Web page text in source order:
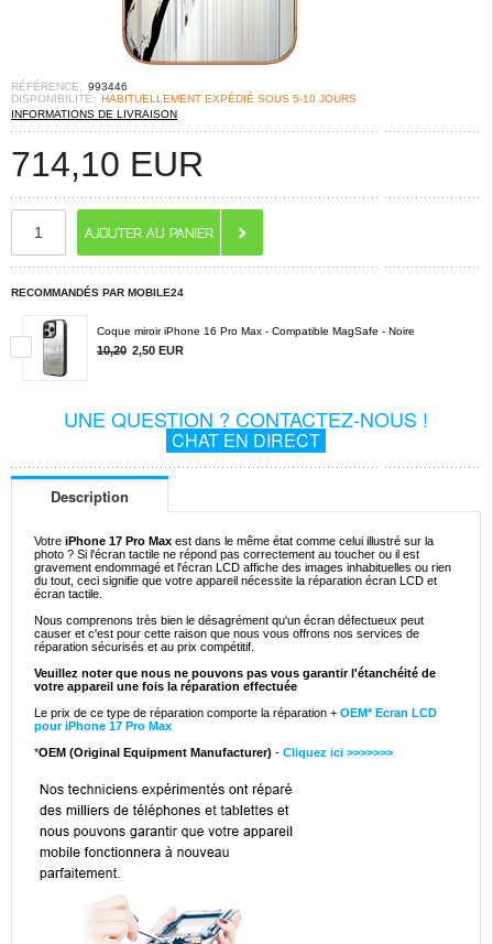
RÉFÉRENCE: 993446
DISPONIBILITÉ: HABITUELLEMENT EXPÉDIÉ SOUS 5-10 JOURS
INFORMATIONS DE LIVRAISON
714,10 EUR
RECOMMANDÉS PAR MOBILE24
Coque miroir iPhone 16 Pro Max - Compatible MagSafe - Noire
10,20 2,50 EUR
UNE QUESTION ? CONTACTEZ-NOUS !
CHAT EN DIRECT
Description
Votre iPhone 17 Pro Max est dans le même état comme celui illustré sur la
photo ? Si l'écran tactile ne répond pas correctement au toucher ou il est
gravement endommagé et l'écran LCD affiche des images inhabituelles ou rien
du tout, ceci signifie que votre appareil nécessite la réparation écran LCD et
écran tactile.
Nous comprenons très bien le désagrément qu'un écran défectueux peut
causer et c'est pour cette raison que nous vous offrons nos services de
réparation sécurisés et au prix compétitif.
Veuillez noter que nous ne pouvons pas vous garantir l'étanchéité de
votre appareil une fois la réparation effectuée
Le prix de ce type de réparation comporte la réparation + OEM* Ecran LCD
pour iPhone 17 Pro Max
*OEM (Original Equipment Manufacturer) - Cliquez ici >>>>>>>